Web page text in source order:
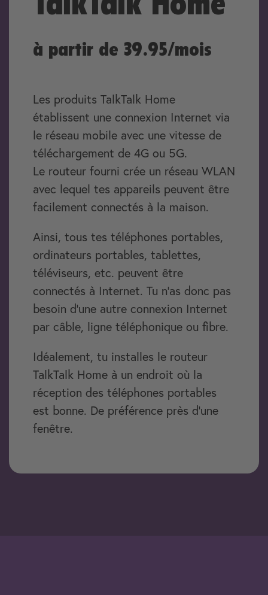
à partir de 39.95/mois
Les produits TalkTalk Home
établissent une connexion Internet via
le réseau mobile avec une vitesse de
téléchargement de 4G ou 5G.
Le routeur fourni crée un réseau WLAN
avec lequel tes appareils peuvent être
facilement connectés à la maison.
Ainsi, tous tes téléphones portables,
ordinateurs portables, tablettes,
téléviseurs, etc. peuvent être
connectés à Internet. Tu n'as donc pas
besoin d'une autre connexion Internet
par câble, ligne téléphonique ou fibre.
Idéalement, tu installes le routeur
TalkTalk Home à un endroit où la
réception des téléphones portables
est bonne. De préférence près d'une
fenêtre.